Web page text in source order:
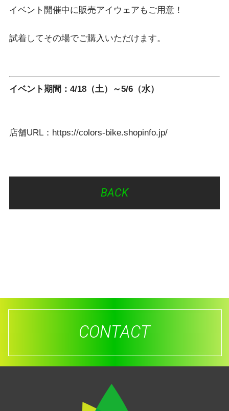
イベント開催中に販売アイウェアもご用意！
試着してその場でご購入いただけます。
イベント期間：4/18（土）～5/6（水）
店舗URL：https://colors-bike.shopinfo.jp/
BACK
CONTACT